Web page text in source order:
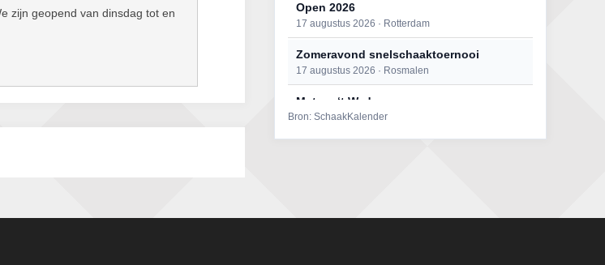
zijn geopend van dinsdag tot en
Open 2026
17 augustus 2026 · Rotterdam
Zomeravond snelschaaktoernooi
17 augustus 2026 · Rosmalen
Mat op ‘t Wad
22 augustus 2026 · Den Burg, Texel
Bron: SchaakKalender